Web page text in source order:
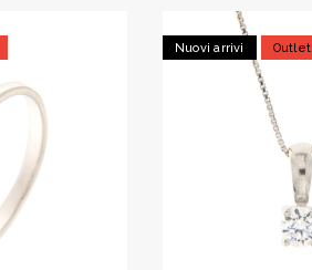
Nuovi arrivi Outlet